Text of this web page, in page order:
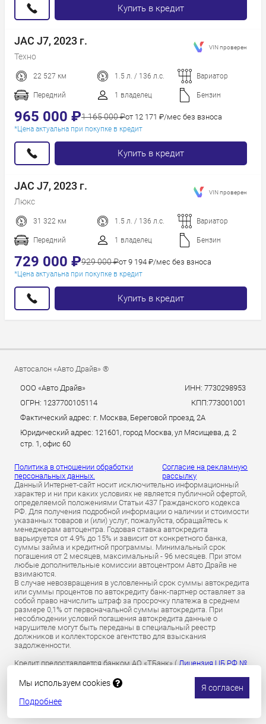
Купить в кредит
JAC J7, 2023 г.
Техно
22 527 км 1.5 л. / 136 л.с. Вариатор
Передний 1 владелец Бензин
965 000 ₽1 165 000 ₽от 12 171 ₽/мес без взноса
*Цена актуальна при покупке в кредит
Купить в кредит
VIN проверен
JAC J7, 2023 г.
Люкс
31 322 км 1.5 л. / 136 л.с. Вариатор
Передний 1 владелец Бензин
729 000 ₽929 000 ₽от 9 194 ₽/мес без взноса
*Цена актуальна при покупке в кредит
Купить в кредит
VIN проверен
Автосалон «Авто Драйв» ®
ООО «Авто Драйв»
ИНН: 7730298953
ОГРН: 1237700105114
КПП:773001001
Фактический адрес: г. Москва, Береговой проезд, 2А
Юридический адрес: 121601, город Москва, ул Мясищева, д. 2
стр. 1, офис 60
Политика в отношении обработки
персональных данных.
Согласие на рекламную
рассылку
Данный Интернет-сайт носит исключительно информационный
характер и ни при каких условиях не является публичной офертой,
определяемой положениями Статьи 437 Гражданского кодекса
РФ. Для получения подробной информации о наличии и стоимости
указанных товаров и (или) услуг, пожалуйста, обращайтесь к
менеджерам автоцентра. Годовая ставка автокредита
варьируется от 4.9% до 15% и зависит от конкретного банка,
суммы займа и кредитной программы. Минимальный срок
погашения от 2 месяцев, максимальный - 96 месяцев. При этом
любые дополнительные комиссии автоцентром Авто Драйв не
взимаются.
В случае невозвращения в условленный срок суммы автокредита
или суммы процентов по автокредиту банк-партнер оставляет за
собой право начислить штраф за просрочку платежа в среднем
размере 0,1% от первоначальной суммы автокредита. При
несоблюдении условий погашения автокредита данные о
нарушителе могут быть переданы в специальный реестр
должников и коллекторское агентство для взыскания
задолженности.
Кредит предоставляется банком АО «ТБанк» (Лицензия ЦБ РФ №
Обязательное страхование гражданской ответственности
владельцев транспортных средств осуществляется АО «Т-
Страхование»
по лицензии ОС № 0191-03 от 01.07.2024 г.
Мы используем cookies
Подробнее
Я согласен